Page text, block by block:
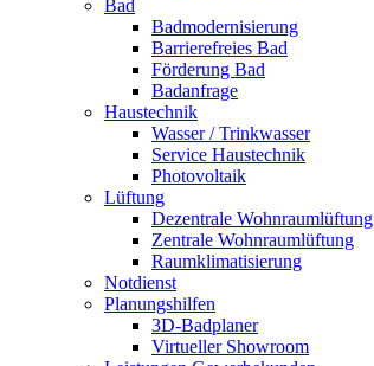
Bad
Badmodernisierung
Barrierefreies Bad
Förderung Bad
Badanfrage
Haustechnik
Wasser / Trinkwasser
Service Haustechnik
Photovoltaik
Lüftung
Dezentrale Wohnraumlüftung
Zentrale Wohnraumlüftung
Raumklimatisierung
Notdienst
Planungshilfen
3D-Badplaner
Virtueller Showroom